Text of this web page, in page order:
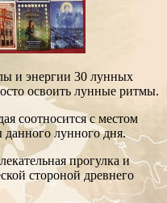
и энергии 30 лунных
освоить лунные ритмы.
соотносится с местом
лунного дня.
прогулка и
стороной древнего